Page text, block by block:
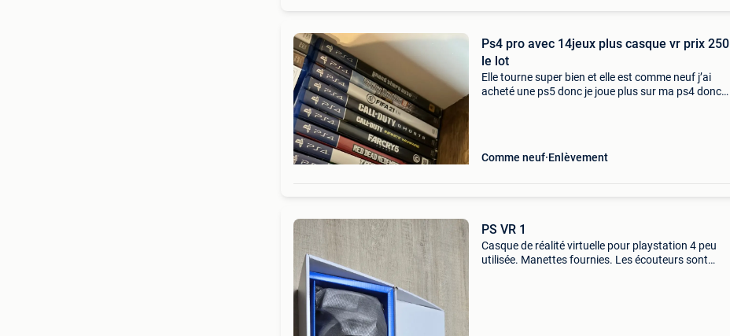
Ps4 pro avec 14jeux plus casque vr prix 250
le lot
Elle tourne super bien et elle est comme neuf j’ai
acheté une ps5 donc je joue plus sur ma ps4 donc
Comme neuf Enlèvement
PS VR 1
Casque de réalité virtuelle pour playstation 4 peu
utilisée. Manettes fournies. Les écouteurs sont